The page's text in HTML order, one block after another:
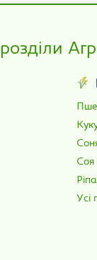
Соя
Усі